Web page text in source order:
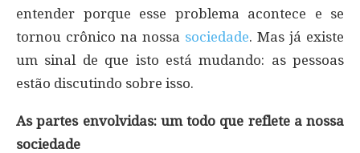
entender porque esse problema acontece e se
tornou crônico na nossa sociedade. Mas já existe
um sinal de que isto está mudando: as pessoas
estão discutindo sobre isso.
As partes envolvidas: um todo que reflete a nossa
sociedade